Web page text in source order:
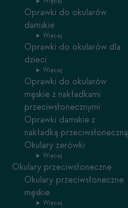
Oprawki do okularów
damskie
Więcej
Oprawki do okularów dla
dzieci
Więcej
Oprawki do okularów
męskie z nakładkami
przeciwsłonecznymi
Oprawki damskie z
nakładką przeciwsłoneczną
Okulary zerówki
Więcej
Okulary przeciwsłoneczne
Okulary przeciwsłoneczne
męskie
Więcej